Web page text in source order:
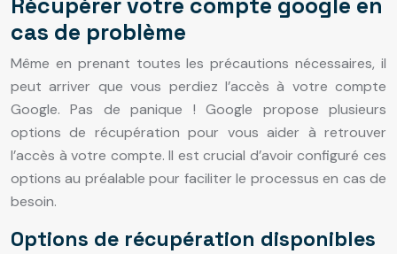
cas de problème
Même en prenant toutes les précautions nécessaires, il
peut arriver que vous perdiez l’accès à votre compte
Google. Pas de panique ! Google propose plusieurs
options de récupération pour vous aider à retrouver
l’accès à votre compte. Il est crucial d’avoir configuré ces
options au préalable pour faciliter le processus en cas de
besoin.
Options de récupération disponibles